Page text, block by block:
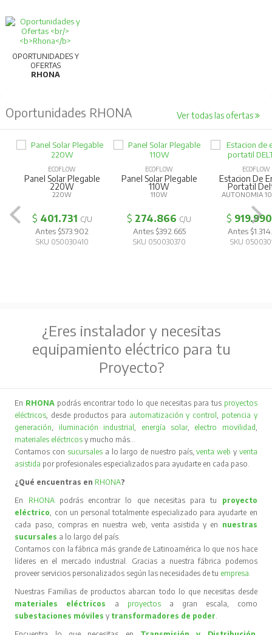
técnica.
OPORTUNIDADES Y
OFERTAS
RHONA
Oportunidades RHONA Ver todas las ofertas
ECOFLOW
Panel Solar Plegable
220W
220W
$ 401.731 C/U
Antes $573.902
SKU 050030410
ECOFLOW
Panel Solar Plegable
110W
110W
$ 274.866 C/U
Antes $392.665
SKU 050030370
ECOFLOW
Estacion De
Portatil
AUTONOMIA
$ 919.990
Antes
SKU
¿Eres instalador y necesitas
equipamiento eléctrico para tu
Proyecto?
En RHONA podrás encontrar todo lo que necesitas para tus proyectos
eléctricos, desde productos para automatización y control, potencia y
generación, iluminación industrial, energía solar, electro movilidad,
materiales eléctricos y mucho más…
Contamos con sucursales a lo largo de nuestro país,venta web y venta
asistida por profesionales especializados para ayudarte en cada paso.
¿Qué encuentras en RHONA?
En RHONA podrás encontrar lo que necesitas para tu proyecto
eléctrico, con un personal totalmente especializado para ayudarte en
cada paso, compras en nuestra web, venta asistida y en nuestras
sucursales a lo largo del país.
Contamos con la fábrica más grande de Latinoamérica lo que nos hace
líderes en el mercado industrial. Gracias a nuestra fábrica podemos
proveer servicios personalizados según las necesidades de tu empresa.
Nuestras Familias de productos abarcan todo lo que necesitas desde
materiales eléctricos
a proyectos
a gran escala, como
subestaciones móvilesy transformadores de poder.